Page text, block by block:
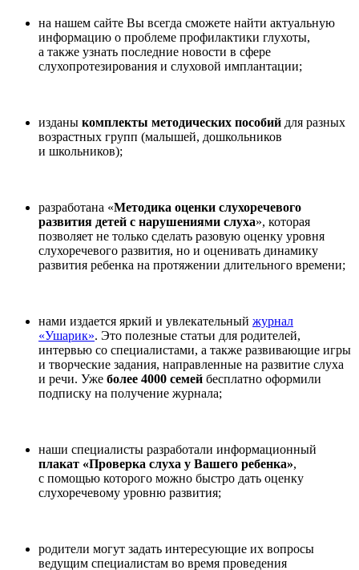
на нашем сайте Вы всегда сможете найти актуальную
информацию о проблеме профилактики глухоты,
а также узнать последние новости в сфере
слухопротезирования и слуховой имплантации;
изданы комплекты методических пособий для разных
возрастных групп (малышей, дошкольников
и школьников);
разработана «Методика оценки слухоречевого
развития детей с нарушениями слуха», которая
позволяет не только сделать разовую оценку уровня
слухоречевого развития, но и оценивать динамику
развития ребенка на протяжении длительного времени;
нами издается яркий и увлекательный журнал
«Ушарик». Это полезные статьи для родителей,
интервью со специалистами, а также развивающие игры
и творческие задания, направленные на развитие слуха
и речи. Уже более 4000 семей бесплатно оформили
подписку на получение журнала;
наши специалисты разработали информационный
плакат «Проверка слуха у Вашего ребенка»,
с помощью которого можно быстро дать оценку
слухоречевому уровню развития;
родители могут задать интересующие их вопросы
ведущим специалистам во время проведения